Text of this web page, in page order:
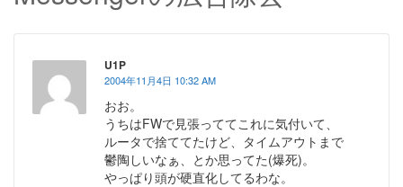
U1Ρ
2004年11月4日 10:32 AM
おお。
うちはFWで見張っててこれに気付いて、
ルータで捨ててたけど、タイムアウトまで
鬱陶しいなぁ、とか思ってた(爆死)。
やっぱり頭が硬直化してるわな。